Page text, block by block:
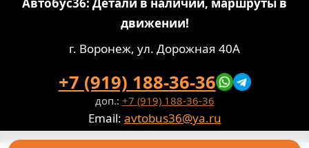
движении!
г. Воронеж, ул. Дорожная 40А
+7 (919) 188-36-36
доп.: +7 (919) 188-36-36
Email: avtobus36@ya.ru